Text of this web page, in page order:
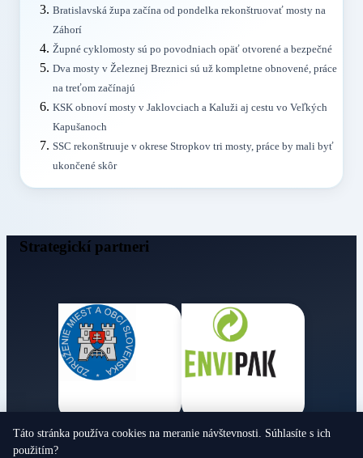
Bratislavská župa začína od pondelka rekonštruovať mosty na
Záhorí
Župné cyklomosty sú po povodniach opäť otvorené a bezpečné
Dva mosty v Železnej Breznici sú už kompletne obnovené, práce
na treťom začínajú
KSK obnoví mosty v Jaklovciach a Kaluži aj cestu vo Veľkých
Kapušanoch
SSC rekonštruuje v okrese Stropkov tri mosty, práce by mali byť
ukončené skôr
Strategickí partneri
Obecné noviny
Táto stránka používa cookies na meranie návštevnosti. Súhlasíte s ich
použitím?